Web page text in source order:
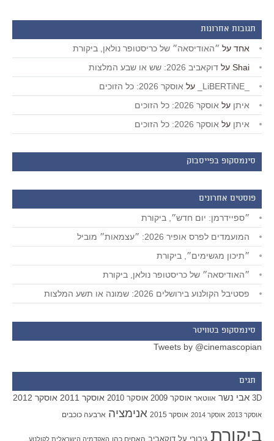
תגובות אחרונות
אחד על ״האודיסאה״ של כריסטופר נולאן, ביקורת
Shai על דוקאביב 2026: שש או שבע המלצות
על אוסקר 2026: כל הזוכים
איתן על אוסקר 2026: כל הזוכים
איתן על אוסקר 2026: כל הזוכים
סינמסקופ בפייסבוק
פוסטים אחרונים
״ספיידרמן: יום חדש״, ביקורת
המועמדים לפרס אופיר 2026: ״עצמאות״ מוביל
״תיכון מגשימים״, ביקורת
״האודיסאה״ של כריסטופר נולאן, ביקורת
פסטיבל הקולנוע בירושלים 2026: שמונה או תשע המלצות
סינמסקופ בטוויטר
Tweets by @cinemascopian
תגים
3D אבי נשר אווטאר אוסקר 2009 אוסקר 2010 אוסקר 2011 אוסקר 2012
אוסקר 2013 אוסקר 2014 אוסקר 2015 אנימציה ארבעה כוכבים
ביקורת האקדמיה הישראלית לקולנוע